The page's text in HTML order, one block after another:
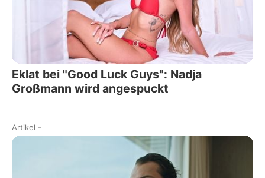
Eklat bei "Good Luck Guys": Nadja
Großmann wird angespuckt
Artikel -